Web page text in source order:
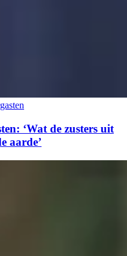
‘Wat de zusters uit
aarde’